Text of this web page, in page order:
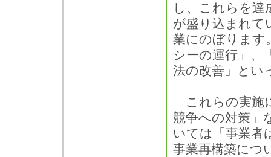
し、これらを達
が盛り込まれて
業にのぼります
シーの運行」、
法の改善」とい
これらの実施
競争への対策」
いては「事業者
事業再構築につ